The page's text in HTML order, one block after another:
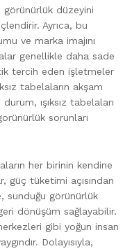
düzeyini
Ayrıca, bu
ve marka imajını
genellikle daha sade
tercih eden işletmeler
tabelaların akşam
ışıksız tabelaları
sorunları
her birinin kendine
güç tüketimi açısından
sunduğu görünürlük
dönüşüm sağlayabilir.
gibi yoğun insan
Dolayısıyla,